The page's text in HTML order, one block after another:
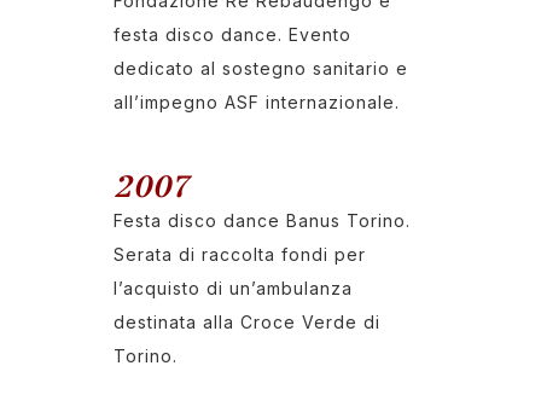
festa disco dance. Evento
dedicato al sostegno sanitario e
all’impegno ASF internazionale.
2007
Festa disco dance Banus Torino.
Serata di raccolta fondi per
l’acquisto di un’ambulanza
destinata alla Croce Verde di
Torino.